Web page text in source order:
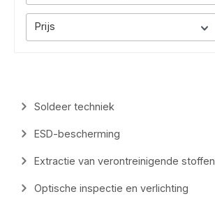
Prijs
Soldeer techniek
ESD-bescherming
Extractie van verontreinigende stoffen
Optische inspectie en verlichting